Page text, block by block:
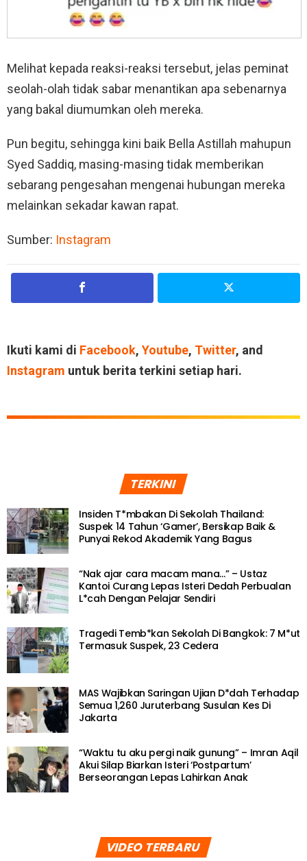
Melihat kepada reaksi-reaksi tersebut, jelas peminat
seolah-olah tidak sabar menantikan apa sebenarnya
yang bakal diumumkan oleh mereka.
Pun begitu, sehingga kini baik Bella Astillah mahupun
Syed Saddiq, masing-masing tidak memberikan
sebarang pengesahan mengenai hubungan mereka
melainkan sekadar kawan rapat.
Sumber: Instagram
Ikuti kami di Facebook, Youtube, Twitter, and
Instagram untuk berita terkini setiap hari.
TERKINI
Insiden T*mbakan Di Sekolah Thailand:
Suspek 14 Tahun ‘Gamer’, Bersikap Baik &
Punyai Rekod Akademik Yang Bagus
“Nak ajar cara macam mana…” – Ustaz
Kantoi Curang Lepas Isteri Dedah Perbualan
L*cah Dengan Pelajar Sendiri
Tragedi Temb*kan Sekolah Di Bangkok: 7 M*ut
Termasuk Suspek, 23 Cedera
MAS Wajibkan Saringan Ujian D*dah Terhadap
Semua 1,260 Juruterbang Susulan Kes Di
Jakarta
“Waktu tu aku pergi naik gunung” – Imran Aqil
Akui Silap Biarkan Isteri ‘Postpartum’
Berseorangan Lepas Lahirkan Anak
VIDEO TERBARU